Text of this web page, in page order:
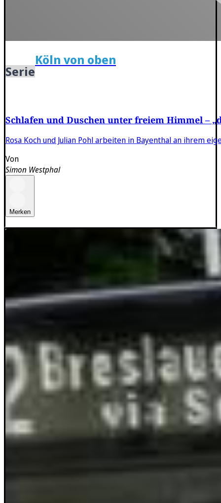
Serie
Köln von oben
Schlafen und Duschen unter freiem Himmel –
Rosa Koch und Julian Pohl arbeiten in Bayenthal an ihrem
Von
Simon Westphal
Merken